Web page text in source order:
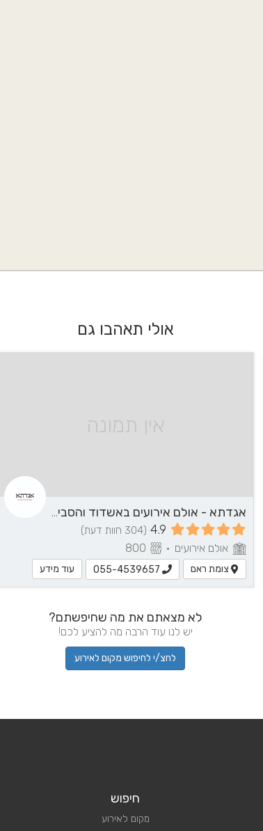
אולי תאהבו גם
אין תמונה
אגדתא - אולם אירועים באשדוד והסביבה
4.9 (304 חוות דעת)
אולם אירועים •
צומת ראם 055-4539657 עוד מידע
לא מצאתם את מה שחיפשתם?
יש לנו עוד הרבה מה להציע לכם!
לחצ/י לחיפוש מקום לאירוע
חיפוש
מקום לאירוע